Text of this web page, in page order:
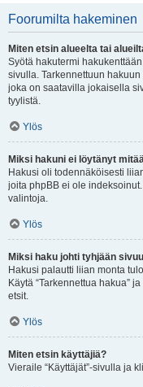
Foorumilta hakeminen
Miten etsin alueelta tai
Syötä hakutermi
sivulla. Tarkennettuun
joka on saatavilla jokaisella
tyylistä.
Ylös
Miksi hakuni ei löytänyt
Hakusi oli todennäköisesti
joita phpBB ei ole
valintoja.
Ylös
Miksi haku johti tyhjään
Hakusi palautti liian monta
Käytä “Tarkennettua hakua”
etsit.
Ylös
Miten etsin käyttäjiä?
Vieraile “Käyttäjät”-sivulla ja